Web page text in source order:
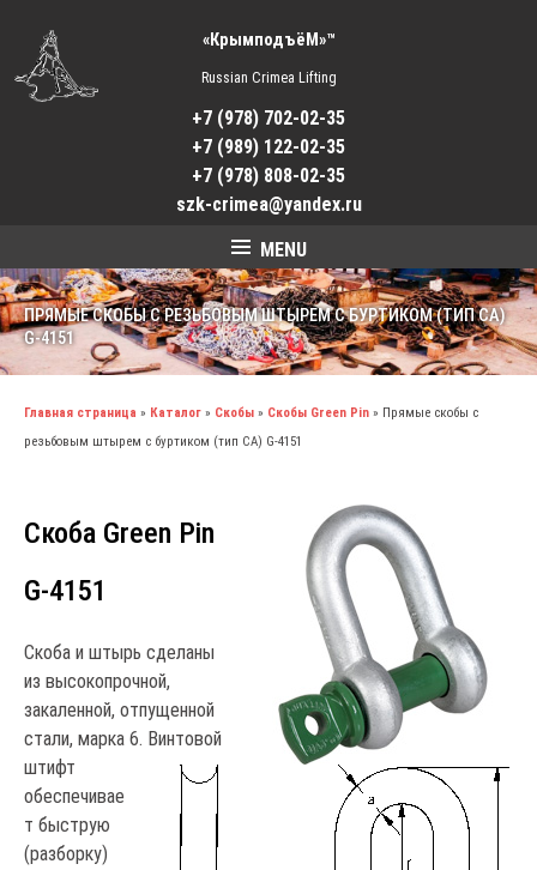
«КрымподъёМ»™
Russian Crimea Lifting
+7 (978) 702-02-35
+7 (989) 122-02-35
+7 (978) 808-02-35
szk-crimea@yandex.ru
MENU
ПРЯМЫЕ СКОБЫ С РЕЗЬБОВЫМ ШТЫРЕМ С БУРТИКОМ (ТИП СА)
G-4151
Главная страница » Каталог » Скобы » Скобы Green Pin » Прямые скобы с
резьбовым штырем с буртиком (тип СА) G-4151
Скоба Green Pin
G-4151
Скоба и штырь сделаны
из высокопрочной,
закаленной, отпущенной
стали, марка 6. Винтовой
штифт
обеспечивае
т быструю
(разборку)